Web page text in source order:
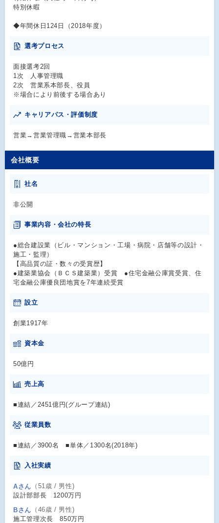
特別休暇
◆年間休日124日（2018年度）
選考プロセス
面接選考2回
1次 人事管理職
2次 営業系本部長、役員
※場合により前後する場合あり
キャリアパス・評価制度
営業→営業管理職→営業本部長
会社概要
社名
非公開
事業内容・会社の特長
●総合建設業（ビル・マンション・工場・病院・店舗等の設計・
施工・監理）
【高品質の証・数々の受賞歴】
●建築業協会（ＢＣＳ建築業）受賞 ●住宅金融公庫賞受賞、住
宅金融公庫優良団地賞を7年連続受賞
設立
創業1917年
資本金
50億円
売上高
■連結／2451億円(グループ連結)
従業員数
■連結／3900名 ■単体／1300名(2018年)
入社実績
Aさん （51歳 / 男性)
設計部部長 1200万円
Bさん （46歳 / 男性)
施工管理次長 850万円